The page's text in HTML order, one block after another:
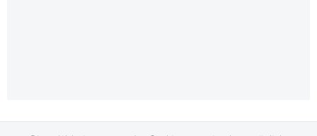
Alle Preise inkl. gesetzl. Mehrwertsteuer zzgl.
Versandkosten
und ggf. Nachnahmegebühren, wenn